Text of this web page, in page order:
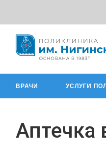
ВРАЧИ УСЛУГИ
Аптечка